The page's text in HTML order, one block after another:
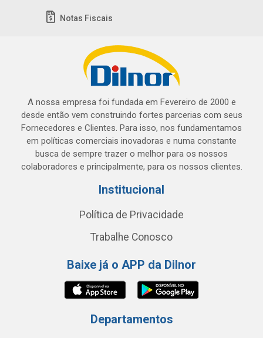
Notas Fiscais
A nossa empresa foi fundada em Fevereiro de 2000 e
desde então vem construindo fortes parcerias com seus
Fornecedores e Clientes. Para isso, nos fundamentamos
em políticas comerciais inovadoras e numa constante
busca de sempre trazer o melhor para os nossos
colaboradores e principalmente, para os nossos clientes.
Institucional
Política de Privacidade
Trabalhe Conosco
Baixe já o APP da Dilnor
Departamentos